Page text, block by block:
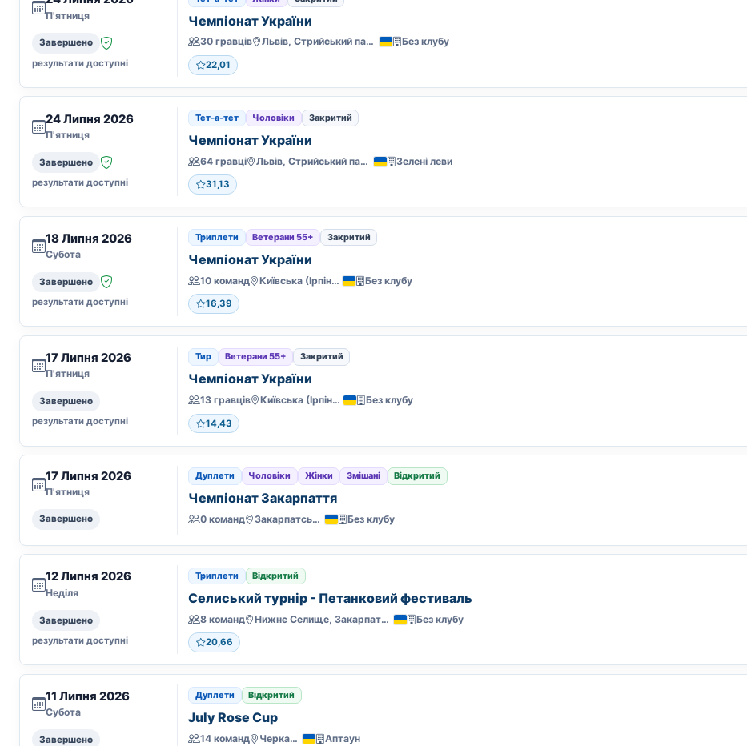
П'ятниця
Завершено
результати доступні
Чемпіонат України
30 гравців Львів, Стрийський парк Без клубу
22,01
24 Липня 2026
П'ятниця
Завершено
результати доступні
Тет-а-тет Чоловіки Закритий
Чемпіонат України
64 гравці Львів, Стрийський парк Зелені леви
31,13
18 Липня 2026
Субота
Завершено
результати доступні
Триплети Ветерани 55+ Закритий
Чемпіонат України
10 команд Київська (Ірпінь) Без клубу
16,39
17 Липня 2026
П'ятниця
Завершено
результати доступні
Тир Ветерани 55+ Закритий
Чемпіонат України
13 гравців Київська (Ірпінь) Без клубу
14,43
17 Липня 2026
П'ятниця
Завершено
Дуплети Чоловіки Жінки Змішані Відкритий
Чемпіонат Закарпаття
0 команд Закарпатська Без клубу
12 Липня 2026
Неділя
Завершено
результати доступні
Триплети Відкритий
Селиський турнір - Петанковий фестиваль
8 команд Нижнє Селище, Закарпаття Без клубу
20,66
11 Липня 2026
Субота
Завершено
Дуплети Відкритий
July Rose Cup
14 команд Черкаси Аптаун